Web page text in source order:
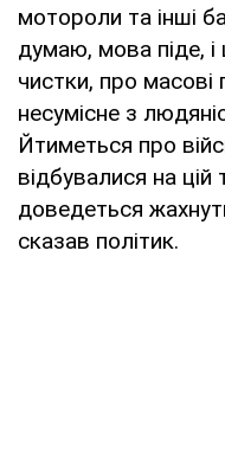
мотороли та інші
думаю, мова піде, і
чистки, про
несумісне з
Йтиметься про
відбувалися на
доведеться
сказав політик.